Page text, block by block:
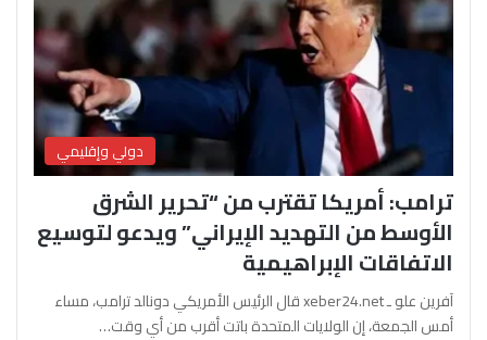
دولي وإقليمي
ترامب: أمريكا تقترب من “تحرير الشرق
الأوسط من التهديد الإيراني” ويدعو لتوسيع
الاتفاقات الإبراهيمية
آفرين علو ـ xeber24.net قال الرئيس الأمريكي دونالد ترامب، مساء
أمس الجمعة، إن الولايات المتحدة باتت أقرب من أي وقت…